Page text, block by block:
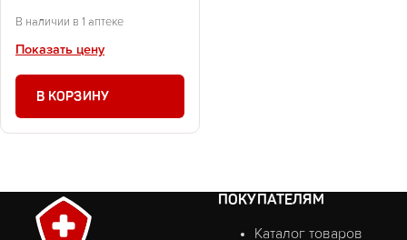
В наличии в 1 аптеке
Показать цену
В КОРЗИНУ
ПОКУПАТЕЛЯМ
Каталог товаров